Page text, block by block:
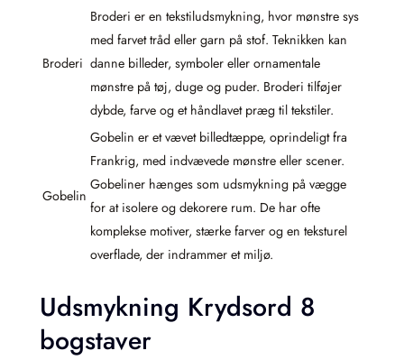
Broderi
Broderi er en tekstiludsmykning, hvor mønstre sys
med farvet tråd eller garn på stof. Teknikken kan
danne billeder, symboler eller ornamentale
mønstre på tøj, duge og puder. Broderi tilføjer
dybde, farve og et håndlavet præg til tekstiler.
Gobelin
Gobelin er et vævet billedtæppe, oprindeligt fra
Frankrig, med indvævede mønstre eller scener.
Gobeliner hænges som udsmykning på vægge
for at isolere og dekorere rum. De har ofte
komplekse motiver, stærke farver og en teksturel
overflade, der indrammer et miljø.
Udsmykning Krydsord 8
bogstaver